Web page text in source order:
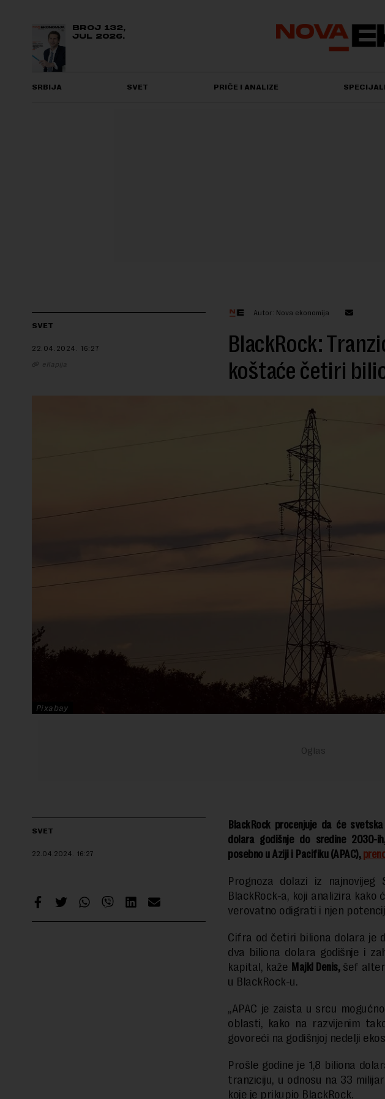
BROJ 132,
JUL 2026.
SRBIJA SVET PRIČE I ANALIZE SPECIJALI
SVET
22.04.2024. 16:27
eKapija
Autor: Nova ekonomija
BlackRock:
koštaće četiri
Pixabay
SVET
22.04.2024. 16:27
BlackRock procenjuje da će
dolara godišnje do sredine 2030-
posebno u Aziji i Pacifiku (APAC),
Prognoza dolazi iz najnovijeg
BlackRock-a, koji analizira kako
verovatno odigrati i njen
Cifra od četiri biliona dolara je
dva biliona dolara godišnje i
kapital, kaže Majkl Denis,šef
u BlackRock-u.
„APAC je zaista u srcu
oblasti, kako na razvijenim
govoreći na godišnjoj nedelji
Prošle godine je 1,8 biliona
tranziciju, u odnosu na 33
koje je prikupio BlackRock.